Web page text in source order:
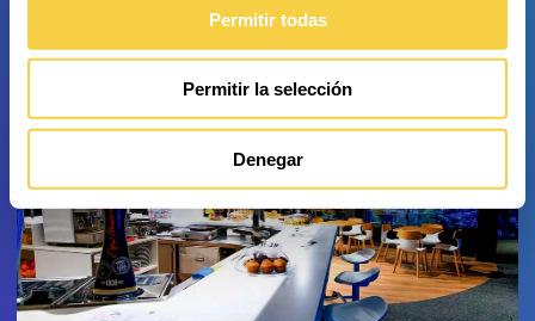
Permitir todas
Permitir la selección
Denegar